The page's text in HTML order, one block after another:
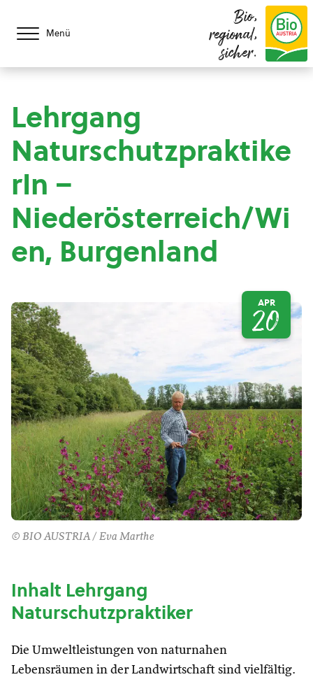
Menü
Bio,
regional,
sicher.
Lehrgang
Naturschutzpraktike
rIn –
Niederösterreich/Wi
en, Burgenland
© BIO AUSTRIA / Eva Marthe
APR
20
Inhalt Lehrgang
Naturschutzpraktiker
Die Umweltleistungen von naturnahen
Lebensräumen in der Landwirtschaft sind vielfältig.